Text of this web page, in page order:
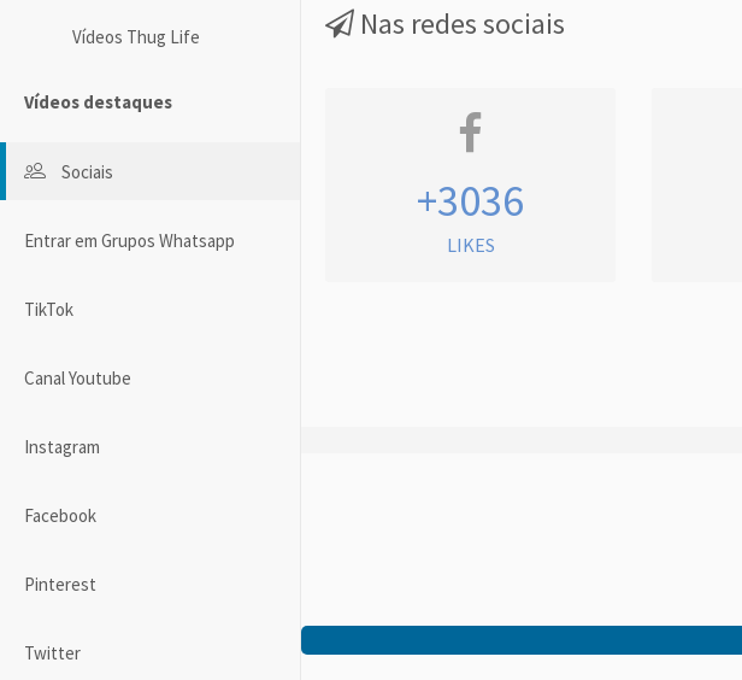
Vídeos Thug Life
Vídeos destaques
Sociais
Entrar em Grupos Whatsapp
TikTok
Canal Youtube
Instagram
Facebook
Pinterest
Twitter
Nas redes sociais
+3036
LIKES